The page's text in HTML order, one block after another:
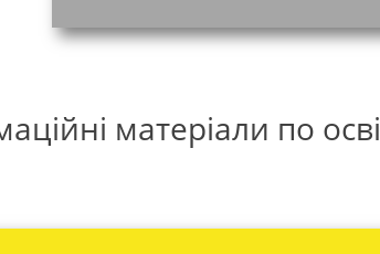
матеріали по